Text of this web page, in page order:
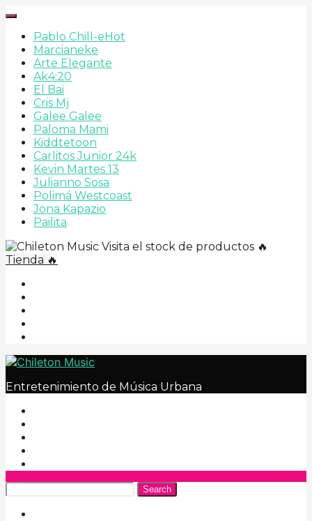
Pablo Chill-eHot
Marcianeke
Arte Elegante
Ak4:20
El Bai
Cris Mj
Galee Galee
Paloma Mami
Kiddtetoon
Carlitos Junior 24k
Kevin Martes 13
Julianno Sosa
Polimá Westcoast
Jona Kapazio
Pailita
Visita el stock de productos 🔥
Tienda 🔥
Entretenimiento de Música Urbana
Search